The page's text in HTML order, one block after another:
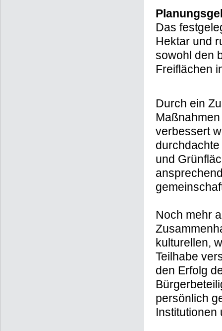
Das
Hektar und
sowohl den
Freiflächen
Durch ein
verbessert
und
Noch mehr
kulturellen,
Teilhabe
den Erfolg
persönlich
Institutionen